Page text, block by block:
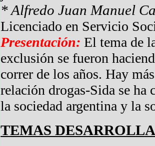
* Alfredo Juan Manuel
Licenciado en Servicio
Presentación: El tema de
exclusión se fueron
correr de los años. Hay
relación drogas-Sida se ha
la sociedad argentina y la
TEMAS